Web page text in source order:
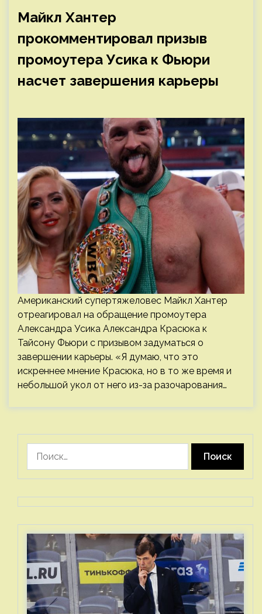
Майкл Хантер
прокомментировал призыв
промоутера Усика к Фьюри
насчет завершения карьеры
Американский супертяжеловес Майкл Хантер
отреагировал на обращение промоутера
Александра Усика Александра Красюка к
Тайсону Фьюри с призывом задуматься о
завершении карьеры. «Я думаю, что это
искреннее мнение Красюка, но в то же время и
небольшой укол от него из-за разочарования…